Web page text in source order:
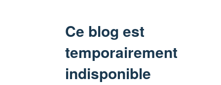
Ce blog est
temporairement
indisponible